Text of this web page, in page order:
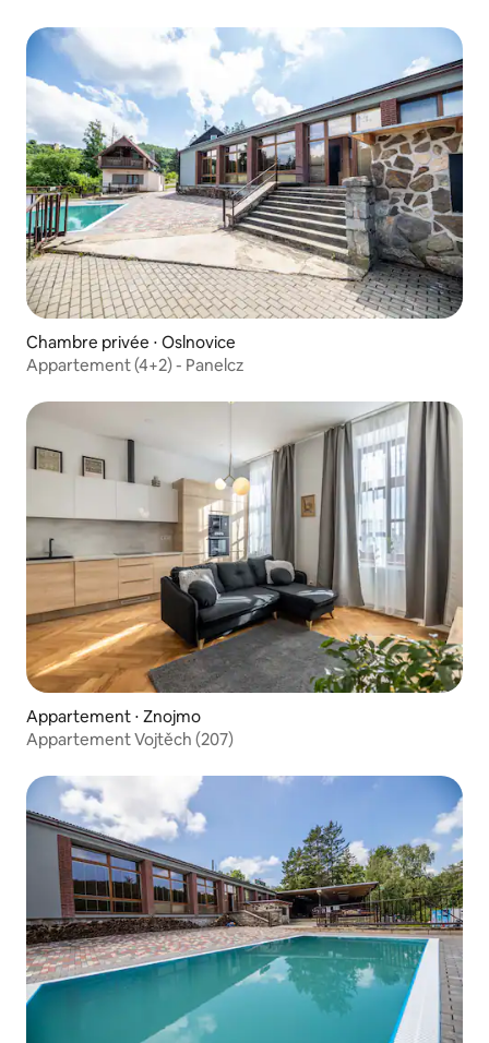
Chambre privée ⋅ Oslnovice
Appartement (4+2) - Panelcz
Appartement ⋅ Znojmo
Appartement Vojtěch (207)